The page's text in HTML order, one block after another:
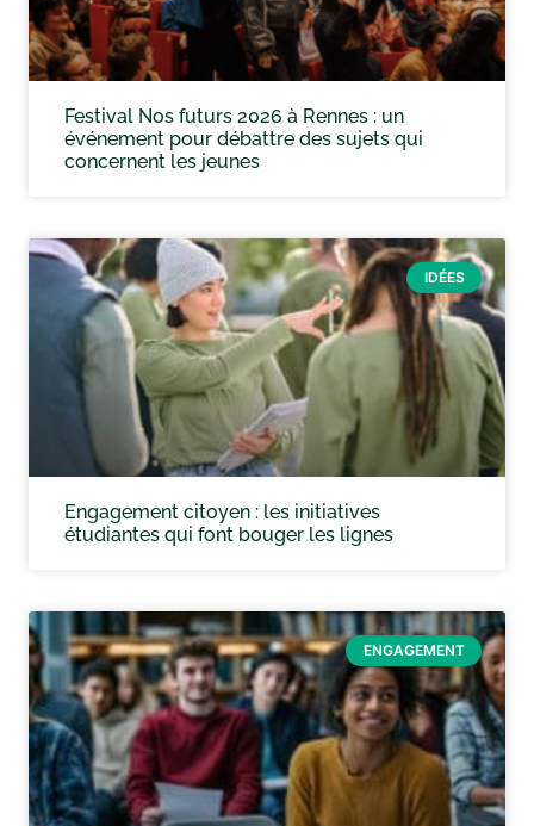
Festival Nos futurs 2026 à Rennes : un
événement pour débattre des sujets qui
concernent les jeunes
IDÉES
Engagement citoyen : les initiatives
étudiantes qui font bouger les lignes
ENGAGEMENT